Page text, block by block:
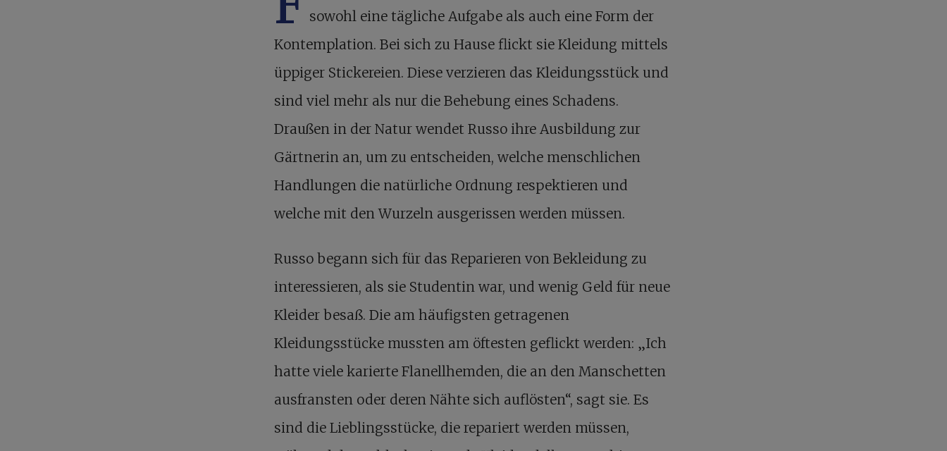
sowohl eine tägliche Aufgabe als auch eine Form der
Kontemplation. Bei sich zu Hause flickt sie Kleidung mittels
üppiger Stickereien. Diese verzieren das Kleidungsstück und
sind viel mehr als nur die Behebung eines Schadens.
Draußen in der Natur wendet Russo ihre Ausbildung zur
Gärtnerin an, um zu entscheiden, welche menschlichen
Handlungen die natürliche Ordnung respektieren und
welche mit den Wurzeln ausgerissen werden müssen.
Russo begann sich für das Reparieren von Bekleidung zu
interessieren, als sie Studentin war, und wenig Geld für neue
Kleider besaß. Die am häufigsten getragenen
Kleidungsstücke mussten am öftesten geflickt werden: „Ich
hatte viele karierte Flanellhemden, die an den Manschetten
ausfransten oder deren Nähte sich auflösten“, sagt sie. Es
sind die Lieblingsstücke, die repariert werden müssen,